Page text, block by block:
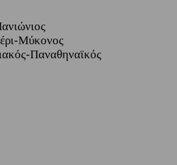
Μύκονος
Παναθηναϊκός